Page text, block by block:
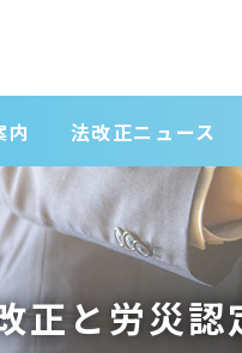
内 法改正ニュース
正と労災認